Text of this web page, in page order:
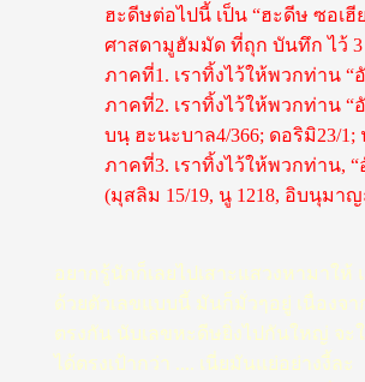
ฮะดีษต่อไปนี้ เป็น “ฮะดีษ ซอเ
ศาสดามูฮัมมัด ที่ถุก บันทึก ไว้
ภาคที่1. เราทิ้งไว้ให้พวกท่าน “
ภาคที่2. เราทิ้งไว้ให้พวกท่าน “
บนฺ ฮะนะบาล4/366; ดอริมิ23/1;
ภาคที่3. เราทิ้งไว้ให้พวกท่าน,
(มุสลิม 15/19, นู 1218, อิบนุมาญ
อยากรู้นักก็เลยไปเสาะแสวงหามาให้
ด้วยตัวเลขแบบนี้ มันก็มั่วๆอยู่ เนื่อง
ตรงกัน นับเลขหะดีษยิ่งไปกันใหญ่ จะ
ได้ตรงเป้ากว่า .... เนี่ยมันแย่อย่างงี้ละ